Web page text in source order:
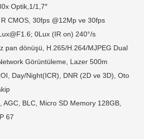
Optik,1/1,7″
CMOS, 30fps @12Mp ve 30fps
; 0Lux (IR on) 240°/s
pan dönüşü, H.265/H.264/MJPEG Dual
Görüntüleme, Lazer 500m
Day/Night(ICR), DNR (2D ve 3D), Oto
AGC, BLC, Micro SD Memory 128GB,
67